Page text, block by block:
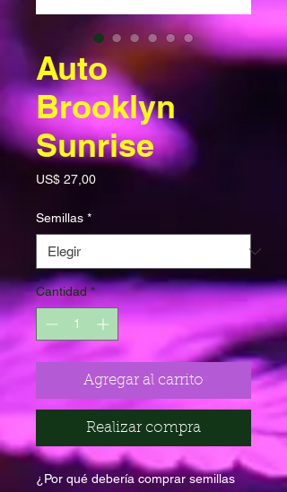
Auto
Brooklyn
Sunrise
US$ 27,00Precio
Semillas *
Cantidad *
Agregar al carrito
Realizar compra
¿Por qué debería comprar semillas